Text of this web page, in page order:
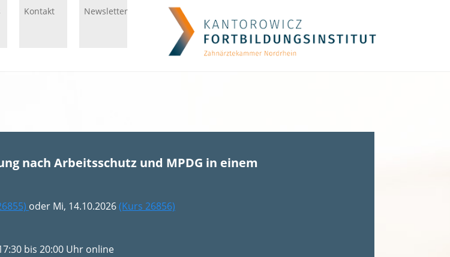
Kontakt Newsletter
nach Arbeitsschutz und MPDG in einem
oder Mi, 14.10.2026(Kurs 26856)
bis 20:00 Uhr online